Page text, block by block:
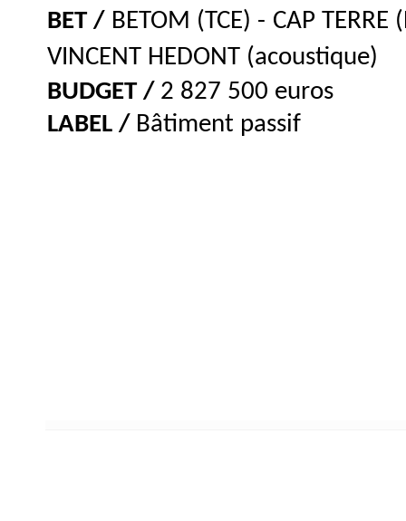
BET / BETOM (TCE) - CAP
VINCENT HEDONT (acoustique)
BUDGET / 2 827 500 euros
LABEL / Bâtiment passif